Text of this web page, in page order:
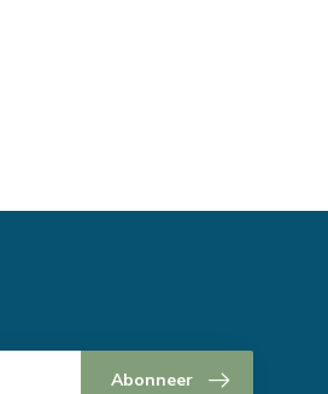
Abonneer